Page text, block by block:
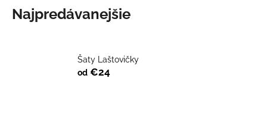
Najpredávanejšie
Šaty Laštovičky
od €24
e
n